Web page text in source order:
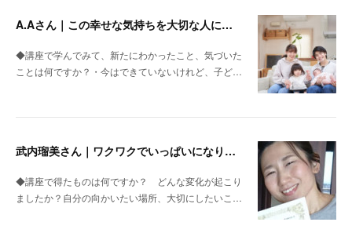
A.Aさん｜この幸せな気持ちを大切な人に返していきたいと思いました
◆講座で学んでみて、新たにわかったこと、気づいた
ことは何ですか？・今はできていないけれど、子ど…
武内瑠美さん｜ワクワクでいっぱいになりました
◆講座で得たものは何ですか？ どんな変化が起こり
ましたか？自分の向かいたい場所、大切にしたいこ…